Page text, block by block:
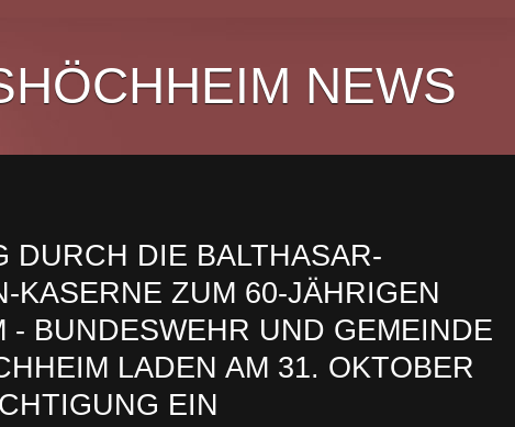
NEWS
DURCH DIE BALTHASAR-
KASERNE ZUM 60-JÄHRIGEN
- BUNDESWEHR UND GEMEINDE
LADEN AM 31. OKTOBER
EIN